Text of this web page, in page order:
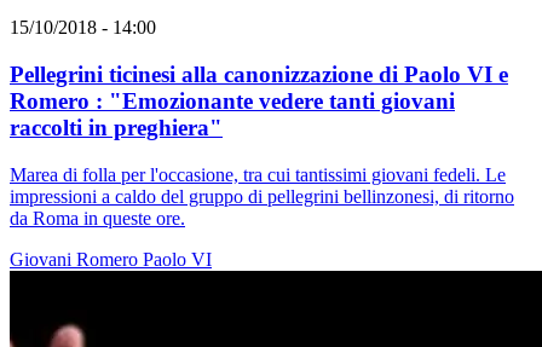
15/10/2018 - 14:00
Pellegrini ticinesi alla canonizzazione di Paolo VI e
Romero : "Emozionante vedere tanti giovani
raccolti in preghiera"
Marea di folla per l'occasione, tra cui tantissimi giovani fedeli. Le
impressioni a caldo del gruppo di pellegrini bellinzonesi, di ritorno
da Roma in queste ore.
Giovani Romero Paolo VI